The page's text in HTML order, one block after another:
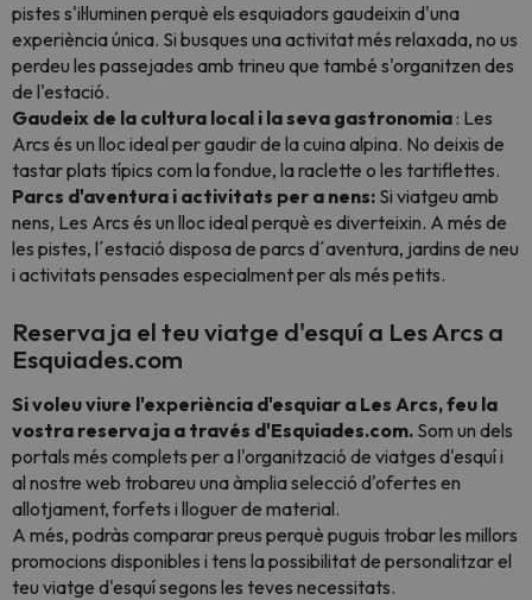
pistes s'il·luminen perquè els esquiadors gaudeixin d'una
experiència única. Si busques una activitat més relaxada, no us
perdeu les passejades amb trineu que també s'organitzen des
de l'estació.
Gaudeix de la cultura local i la seva gastronomia: Les
Arcs és un lloc ideal per gaudir de la cuina alpina. No deixis de
tastar plats típics com la fondue, la raclette o les tartiflettes.
Parcs d'aventura i activitats per a nens: Si viatgeu amb
nens, Les Arcs és un lloc ideal perquè es diverteixin. A més de
les pistes, l´estació disposa de parcs d´aventura, jardins de neu
i activitats pensades especialment per als més petits.
Reserva ja el teu viatge d'esquí a Les Arcs a
Esquiades.com
Si voleu viure l'experiència d'esquiar a Les Arcs, feu la
vostra reserva ja a través d'Esquiades.com. Som un dels
portals més complets per a l'organització de viatges d'esquí i
al nostre web trobareu una àmplia selecció d'ofertes en
allotjament, forfets i lloguer de material.
A més, podràs comparar preus perquè puguis trobar les millors
promocions disponibles i tens la possibilitat de personalitzar el
teu viatge d'esquí segons les teves necessitats.